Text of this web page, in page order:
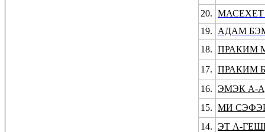
20.
19.
АДАМ
18. ПРАКИМ
17. ПРАКИМ
16. ЭМЭК А-
15. МИ
14. ЭТ А-